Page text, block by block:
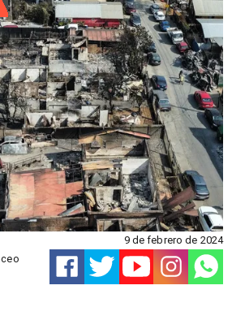
9 de febrero de 2024